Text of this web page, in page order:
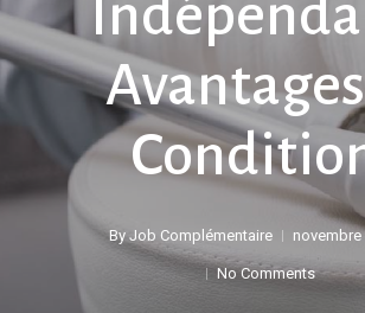
By Job Complémentaire novembre
No Comments